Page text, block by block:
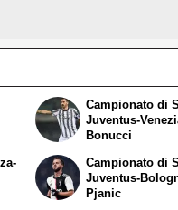
Campionato di
Juventus-
Bonucci
Campionato di
Juventus-
Pjanic